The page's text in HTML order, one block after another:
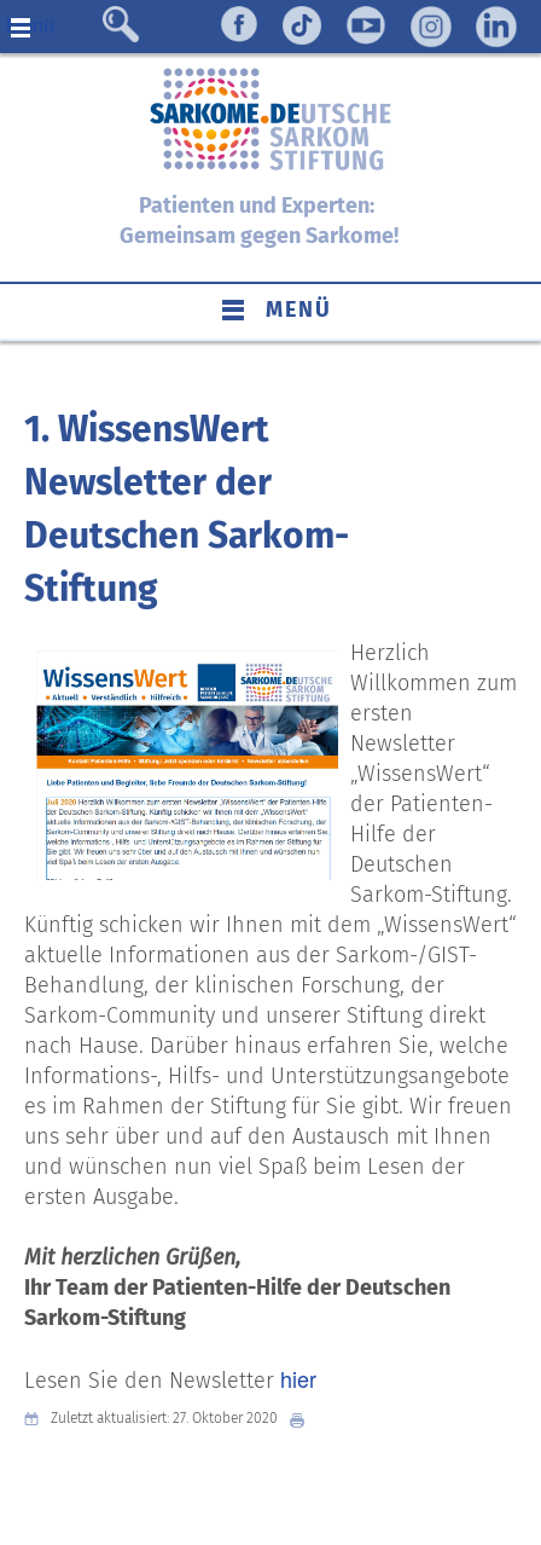
Menü
Patienten und Experten:
Gemeinsam gegen Sarkome!
MENÜ
1. WissensWert
Newsletter der
Deutschen Sarkom-
Stiftung
Herzlich
Willkommen zum
ersten
Newsletter
„WissensWert“
der Patienten-
Hilfe der
Deutschen
Sarkom-Stiftung.
Künftig schicken wir Ihnen mit dem „WissensWert“
aktuelle Informationen aus der Sarkom-/GIST-
Behandlung, der klinischen Forschung, der
Sarkom-Community und unserer Stiftung direkt
nach Hause. Darüber hinaus erfahren Sie, welche
Informations-, Hilfs- und Unterstützungsangebote
es im Rahmen der Stiftung für Sie gibt. Wir freuen
uns sehr über und auf den Austausch mit Ihnen
und wünschen nun viel Spaß beim Lesen der
ersten Ausgabe.
Mit herzlichen Grüßen,
Ihr Team der Patienten-Hilfe der Deutschen
Sarkom-Stiftung
Lesen Sie den Newsletter hier
Zuletzt aktualisiert: 27. Oktober 2020